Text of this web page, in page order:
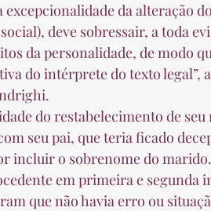
da alteração
deve sobressair, a toda
da personalidade, de modo
do intérprete do texto legal”,
seu pai, que teria ficado
incluir o sobrenome do marido.
que não havia erro ou